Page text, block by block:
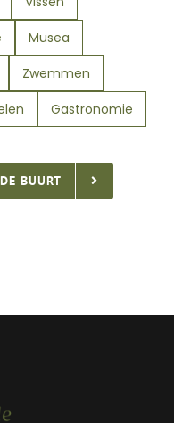
Musea
Zwemmen
Gastronomie
BUURT